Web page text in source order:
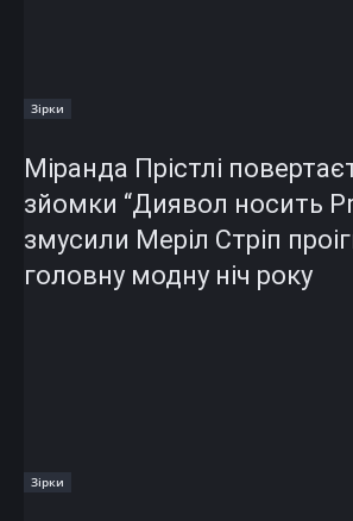
Зірки
Міранда Прістлі
зйомки “Диявол носить
змусили Меріл Стріп
головну модну ніч року
Зірки